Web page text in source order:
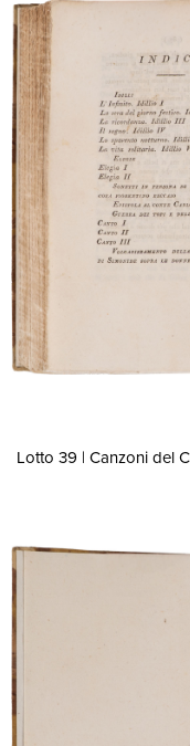
Lotto 39 | Canzoni del